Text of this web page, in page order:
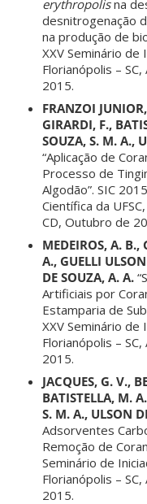
erythropolisna
desnitrogenação
na produção de
XXV Seminário de
Florianópolis –
2015.
FRANZOI
GIRARDI, F.,
SOUZA, S. M. A.,
“Aplicação de
Processo de
Algodão”. SIC
Científica da
CD, Outubro de
MEDEIROS, A. B.,
A., GUELLI
DE SOUZA, A. A.
Artificiais por
Estamparia de
XXV Seminário de
Florianópolis –
2015.
JACQUES, G. V.,
BATISTELLA, M.
S. M. A., ULSON
Adsorventes
Remoção de
Seminário de
Florianópolis –
2015.